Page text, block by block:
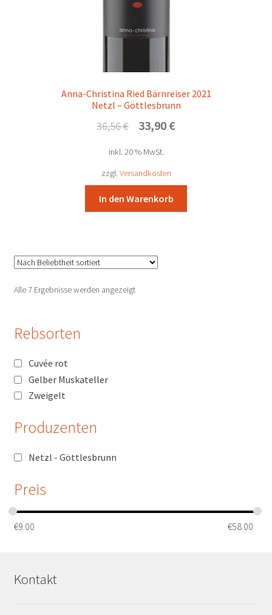
Anna-Christina Ried Bärnreiser 2021
Netzl – Göttlesbrunn
36,56€
Ursprünglicher
war:
36,56 €
33,90 €Aktueller
inkl. 20 % MwSt.
zzgl. Versandkosten
In den Warenkorb
Alle 7 Ergebnisse werden angezeigtNach
Rebsorten
Cuvée rot
Gelber Muskateller
Zweigelt
Produzenten
Netzl - Göttlesbrunn
Preis
€9.00 €58.00
Kontakt